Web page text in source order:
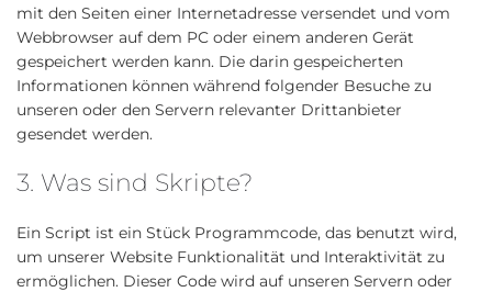
mit den Seiten einer Internetadresse versendet und vom
Webbrowser auf dem PC oder einem anderen Gerät
gespeichert werden kann. Die darin gespeicherten
Informationen können während folgender Besuche zu
unseren oder den Servern relevanter Drittanbieter
gesendet werden.
3. Was sind Skripte?
Ein Script ist ein Stück Programmcode, das benutzt wird,
um unserer Website Funktionalität und Interaktivität zu
ermöglichen. Dieser Code wird auf unseren Servern oder